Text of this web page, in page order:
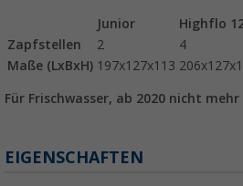
Junior Highflo
Zapfstellen
2 4
Maße (LxBxH) 197x127x113
Für Frischwasser, ab 2020 nicht
EIGENSCHAFTEN